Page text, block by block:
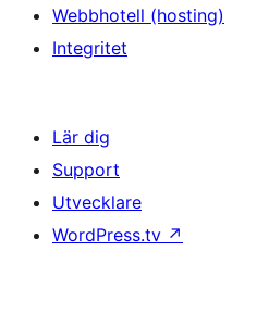
Webbhotell (hosting)
Integritet
Lär dig
Support
Utvecklare
WordPress.tv ↗